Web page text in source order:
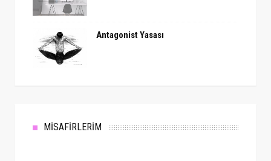
Antagonist Yasası
MİSAFİRLERİM